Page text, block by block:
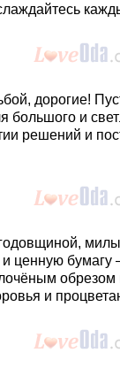
дорогие!
большого и
решений и
и ценную
и